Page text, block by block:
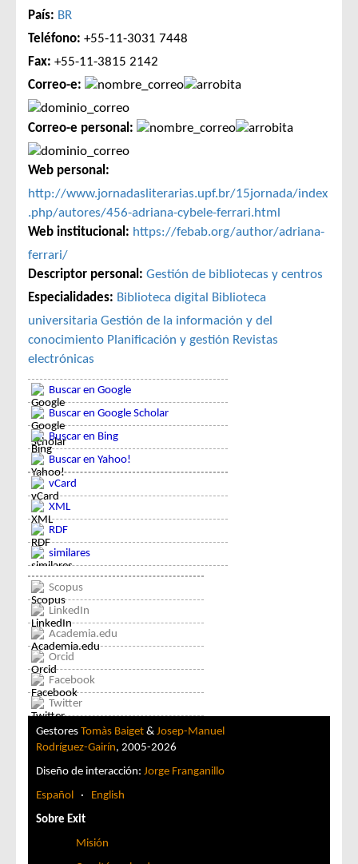
País: BR
Teléfono: +55-11-3031 7448
Fax: +55-11-3815 2142
Correo-e:
Correo-e personal:
Web personal:
http://www.jornadasliterarias.upf.br/15jornada/index
.php/autores/456-adriana-cybele-ferrari.html
Web institucional: https://febab.org/author/adriana-
ferrari/
Descriptor personal: Gestión de bibliotecas y centros
Especialidades: Biblioteca digital
Biblioteca
universitaria Gestión de la información y del
conocimiento Planificación y gestión Revistas
electrónicas
Buscar en Google
Buscar en Google Scholar
Buscar en Bing
Buscar en Yahoo!
vCard
XML
RDF
similares
Scopus
LinkedIn
Academia.edu
Orcid
Facebook
Twitter
Gestores Tomàs Baiget & Josep-Manuel
Rodríguez-Gairín, 2005-2026
Diseño de interacción: Jorge Franganillo
Español
·
English
Sobre Exit
Misión